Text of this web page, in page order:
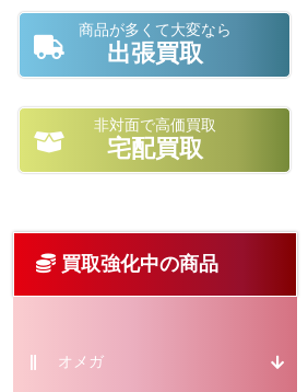
商品が多くて大変なら
出張買取
非対面で高価買取
宅配買取
買取強化中の商品
オメガ